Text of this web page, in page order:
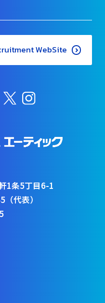
WebSite
1条5丁目6-1
代表）